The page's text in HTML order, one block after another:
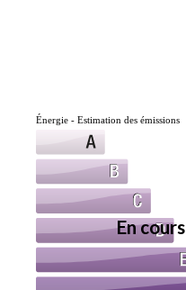
Énergie - Estimation des émissions
En cours